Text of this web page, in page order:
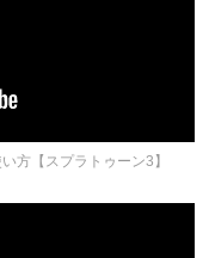
方【スプラトゥーン3】